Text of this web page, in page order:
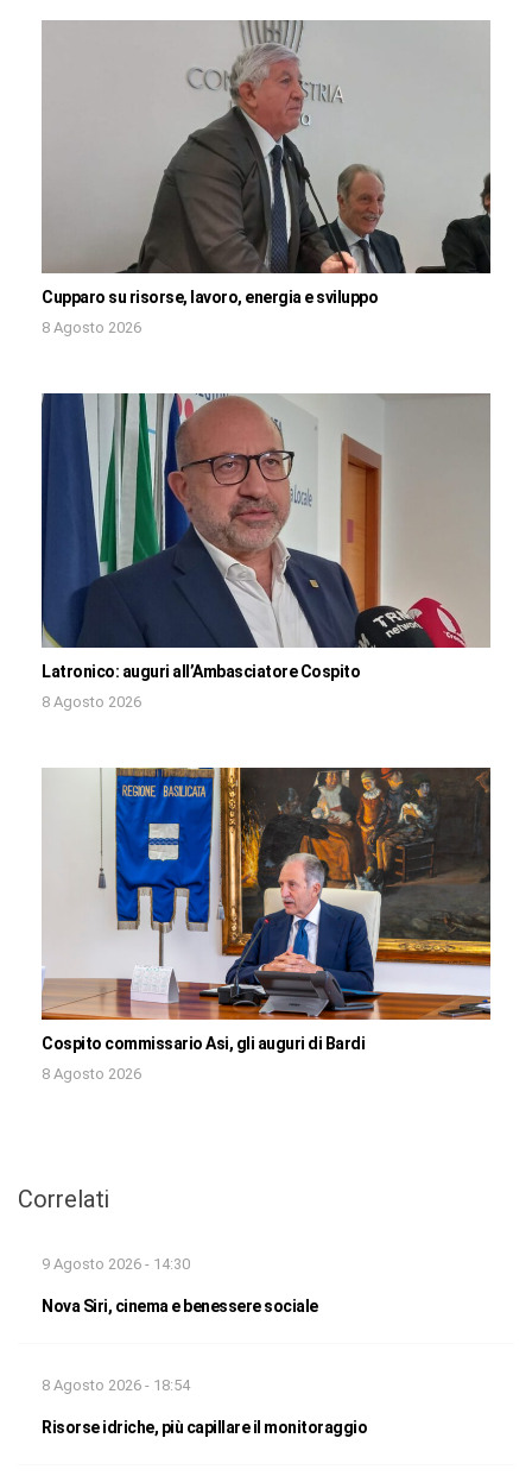
Cupparo su risorse, lavoro, energia e sviluppo
8 Agosto 2026
Latronico: auguri all’Ambasciatore Cospito
8 Agosto 2026
Cospito commissario Asi, gli auguri di Bardi
8 Agosto 2026
Correlati
9 Agosto 2026 - 14:30
Nova Siri, cinema e benessere sociale
8 Agosto 2026 - 18:54
Risorse idriche, più capillare il monitoraggio